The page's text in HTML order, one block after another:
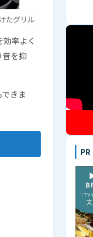
率よく
音を抑
きま
PR